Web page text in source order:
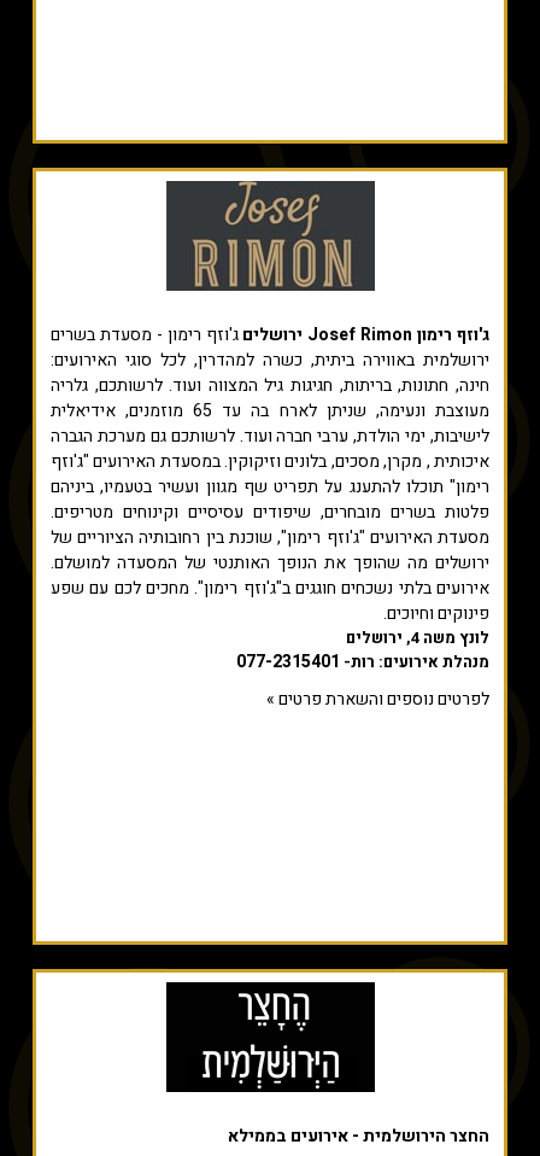
ג'וזף רימון Josef Rimon ירושלים
ג'וזף רימון - מסעדת בשרים
ירושלמית באווירה ביתית, כשרה למהדרין, לכל סוגי האירועים:
חינה, חתונות, בריתות, חגיגות גיל המצווה ועוד. לרשותכם, גלריה
מעוצבת ונעימה, שניתן לארח בה עד 65 מוזמנים, אידיאלית
לישיבות, ימי הולדת, ערבי חברה ועוד. לרשותכם גם מערכת הגברה
איכותית , מקרן, מסכים, בלונים וזיקוקין. במסעדת האירועים "ג'וזף
רימון" תוכלו להתענג על תפריט שף מגוון ועשיר בטעמיו, ביניהם
פלטות בשרים מובחרים, שיפודים עסיסיים וקינוחים מטריפים.
מסעדת האירועים "ג'וזף רימון", שוכנת בין רחובותיה הציוריים של
ירושלים מה שהופך את הנופך האותנטי של המסעדה למושלם.
אירועים בלתי נשכחים חוגגים ב"ג'וזף רימון". מחכים לכם עם שפע
פינוקים וחיוכים.
לונץ משה 4, ירושלים
מנהלת אירועים: רות- 077-2315401
לפרטים נוספים והשארת פרטים »
החצר הירושלמית - אירועים בממילא